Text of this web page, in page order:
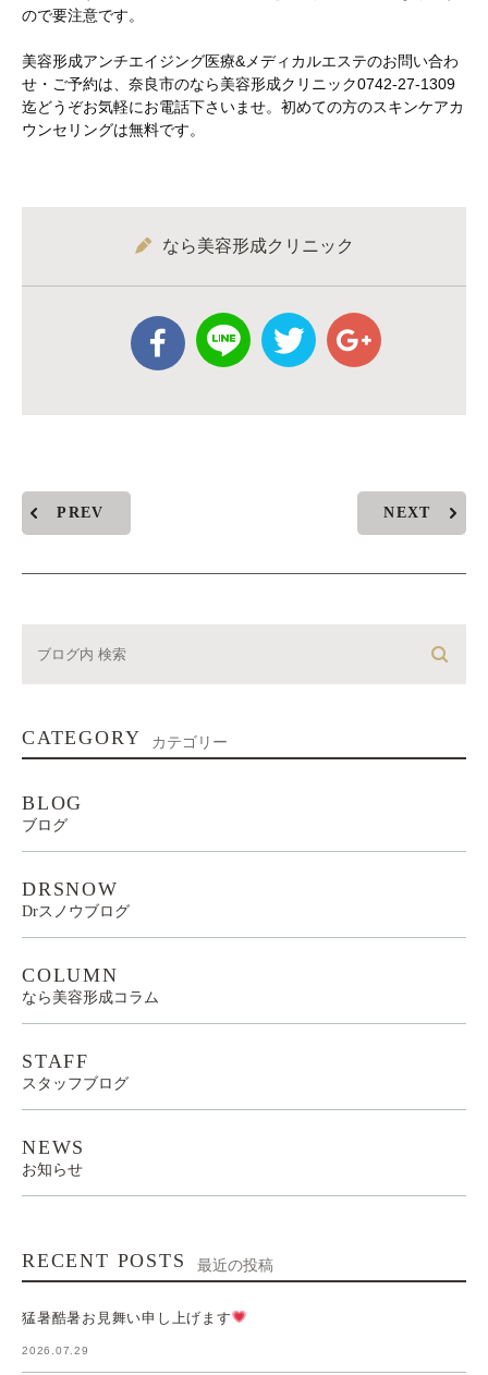
ので要注意です。
美容形成アンチエイジング医療&メディカルエステのお問い合わ
せ・ご予約は、奈良市のなら美容形成クリニック0742-27-1309
迄どうぞお気軽にお電話下さいませ。初めての方のスキンケアカ
ウンセリングは無料です。
なら美容形成クリニック
PREV NEXT
CATEGORY カテゴリー
BLOG
ブログ
DRSNOW
Drスノウブログ
COLUMN
なら美容形成コラム
STAFF
スタッフブログ
NEWS
お知らせ
RECENT POSTS 最近の投稿
猛暑酷暑お見舞い申し上げます
2026.07.29